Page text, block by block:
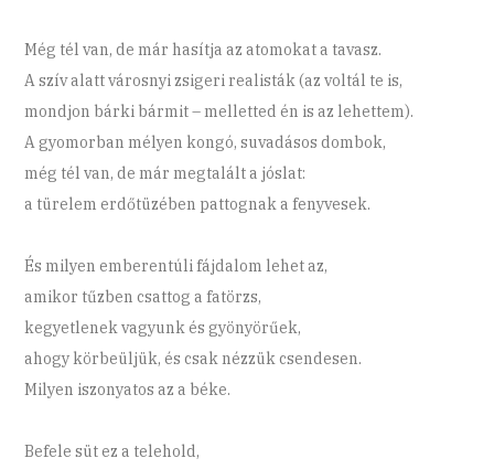
Még tél van, de már hasítja az atomokat a tavasz.
A szív alatt városnyi zsigeri realisták (az voltál te is,
mondjon bárki bármit – melletted én is az lehettem).
A gyomorban mélyen kongó, suvadásos dombok,
még tél van, de már megtalált a jóslat:
a türelem erdőtüzében pattognak a fenyvesek.
És milyen emberentúli fájdalom lehet az,
amikor tűzben csattog a fatörzs,
kegyetlenek vagyunk és gyönyörűek,
ahogy körbeüljük, és csak nézzük csendesen.
Milyen iszonyatos az a béke.
Befele süt ez a telehold,